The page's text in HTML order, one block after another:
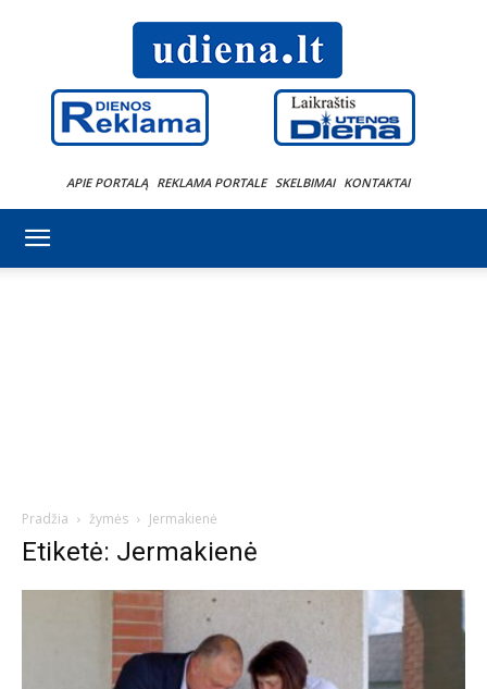
APIE PORTALĄ REKLAMA PORTALE SKELBIMAI KONTAKTAI
Pradžia žymės Jermakienė
Etiketė: Jermakienė